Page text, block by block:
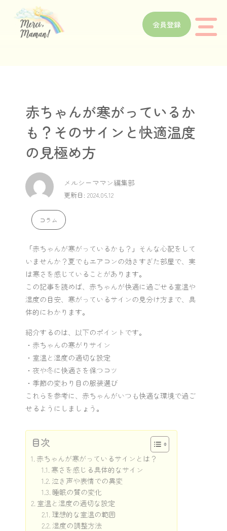
会員登録
赤ちゃんが寒がっているか
も？そのサインと快適温度
の見極め方
メルシーママン編集部
更新日: 2024.06.12
コラム
「赤ちゃんが寒がっているかも？」そんな心配をして
いませんか？夏でもエアコンの効きすぎた部屋で、実
は寒さを感じていることがあります。
この記事を読めば、赤ちゃんが快適に過ごせる室温や
湿度の目安、寒がっているサインの見分け方まで、具
体的にわかります。
紹介するのは、以下のポイントです。
・赤ちゃんの寒がりサイン
・室温と湿度の適切な設定
・夜や冬に快適さを保つコツ
・季節の変わり目の服装選び
これらを参考に、赤ちゃんがいつも快適な環境で過ご
せるようにしましょう。
目次
赤ちゃんが寒がっているサインとは？
寒さを感じる具体的なサイン
泣き声や表情での異変
睡眠の質の変化
室温と湿度の適切な設定
理想的な室温の範囲
湿度の調整方法